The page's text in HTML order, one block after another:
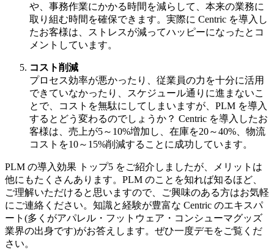
や、事務作業にかかる時間を減らして、本来の業務に
取り組む時間を確保できます。実際に Centric を導入し
たお客様は、ストレスが減ってハッピーになったとコ
メントしています。
コスト削減
プロセス効率が悪かったり、従業員の力を十分に活用
できていなかったり、スケジュール通りに進まないこ
とで、コストを無駄にしてしまいますが、PLM を導入
するとどう変わるのでしょうか？ Centric を導入したお
客様は、売上が5～10%増加し、在庫を20～40%、物流
コストを10～15%削減することに成功しています。
PLM の導入効果 トップ5 をご紹介しましたが、メリットは
他にもたくさんあります。PLM のことを知れば知るほど、
ご理解いただけると思いますので、ご興味のある方はお気軽
にご連絡ください。知識と経験が豊富な Centric のエキスパ
ート(多くがアパレル・フットウェア・コンシューマグッズ
業界の出身です)がお答えします。ぜひ一度デモをご覧くだ
さい。